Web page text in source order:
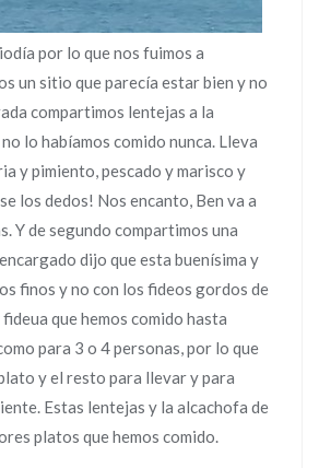
por lo que nos fuimos a
un sitio que parecía estar bien y no
compartimos lentejas a la
lo habíamos comido nunca. Lleva
y pimiento, pescado y marisco y
los dedos! Nos encanto, Ben va a
Y de segundo compartimos una
dijo que esta buenísima y
finos y no con los fideos gordos de
que hemos comido hasta
para 3 o 4 personas, por lo que
y el resto para llevar y para
Estas lentejas y la alcachofa de
platos que hemos comido.